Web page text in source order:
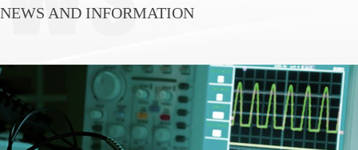
NEWS AND INFORMATION